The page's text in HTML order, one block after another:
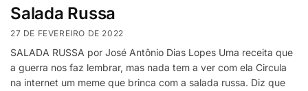
Salada Russa
27 DE FEVEREIRO DE 2022
SALADA RUSSA por José Antônio Dias Lopes Uma receita que
a guerra nos faz lembrar, mas nada tem a ver com ela Circula
na internet um meme que brinca com a salada russa. Diz que